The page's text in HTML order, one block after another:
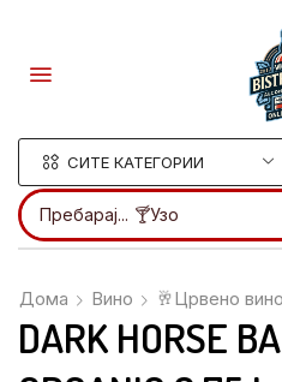
СИТЕ КАТЕГОРИИ
Пребарај... 🍸Ликери
Дома Вино 🥂Црвено вино
DARK HORSE